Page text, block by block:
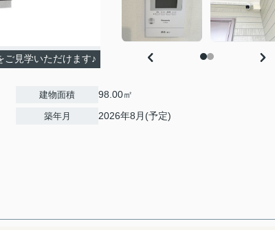
ご見学いただけます♪
建物面積 98.00㎡
築年月 2026年8月(予定)